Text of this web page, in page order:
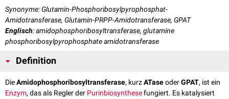
Synonyme: Glutamin-Phosphoribosylpyrophosphat-
Amidotransferase, Glutamin-PRPP-Amidotransferase, GPAT
Englisch: amidophosphoribosyltransferase, glutamine
phosphoribosylpyrophosphate amidotransferase
Definition
DieAmidophosphoribosyltransferase, kurzATaseoderGPAT, ist ein
Enzym, das als Regler der Purinbiosynthesefungiert. Es katalysiert